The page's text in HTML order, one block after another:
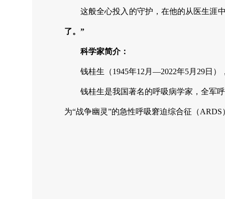
这般全心投入的守护，在他的从医生涯
了。”
科学家简介：
钱桂生（1945年12月—2022年5月29日）
钱桂生是我国著名的呼吸病学家，全军
为“战争幽灵”的急性呼吸窘迫综合征（